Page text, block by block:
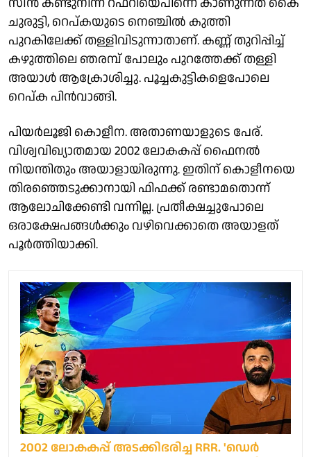
ചുരുട്ടി, റെപ്കയുടെ നെഞ്ചിൽ കുത്തി
പുറകിലേക്ക് തള്ളിവിടുന്നാതാണ്. കണ്ണ് തുറിപ്പിച്ച്
കഴുത്തിലെ ഞരമ്പ് പോലും പുറത്തേക്ക് തള്ളി
അയാൾ ആക്രോശിച്ചു. പൂച്ചകുട്ടികളെപോലെ
റെപ്ക പിൻവാങ്ങി.
പിയർലൂജി കൊളീന. അതാണയാളുടെ പേര്.
വിശ്വവിഖ്യാതമായ 2002 ലോകകപ്പ് ഫൈനൽ
നിയന്തിതും അയാളായിരുന്നു. ഇതിന് കൊളീനയെ
തിരഞ്ഞെടുക്കാനായി ഫിഫക്ക് രണ്ടാമതൊന്ന്
ആലോചിക്കേണ്ടി വന്നില്ല. പ്രതീക്ഷച്ചുപോലെ
ഒരാക്ഷേപങ്ങൾക്കും വഴിവെക്കാതെ അയാളത്
പൂർത്തിയാക്കി.
2002 ലോകകപ്പ് അടക്കിഭരിച്ച RRR. 'ഡെർ